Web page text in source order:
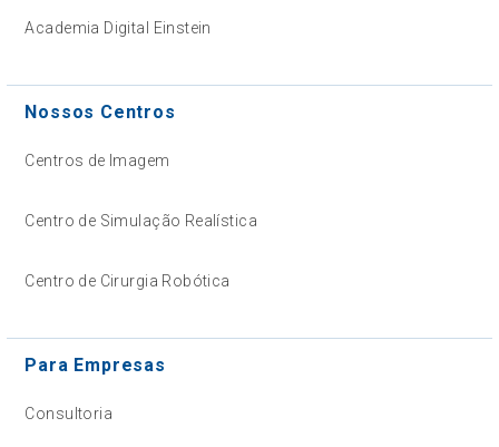
Academia Digital Einstein
Nossos Centros
Centros de Imagem
Centro de Simulação Realística
Centro de Cirurgia Robótica
Para Empresas
Consultoria